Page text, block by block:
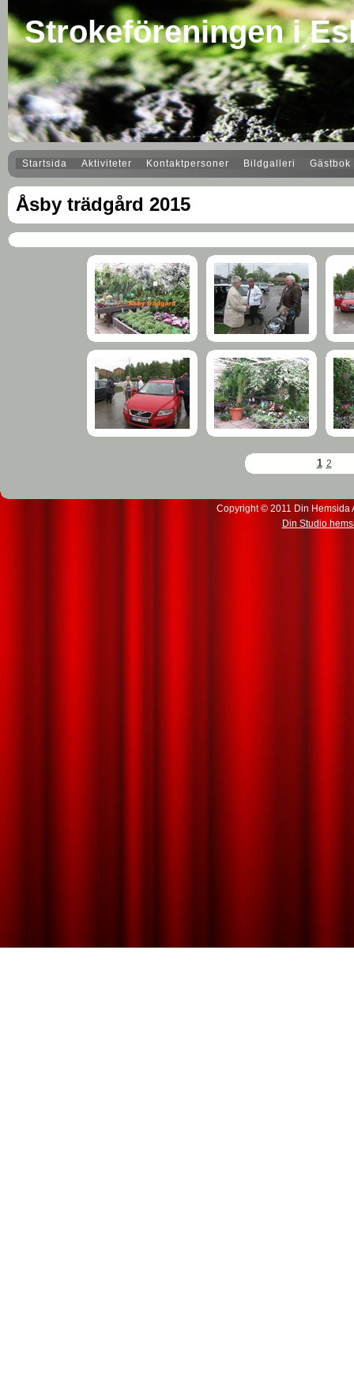
Strokeföreningen i
Startsida Aktiviteter Kontaktpersoner Bildgalleri Gästbok
Åsby trädgård 2015
1 2
Copyright © 2011 Din Hemsida
Din Studio